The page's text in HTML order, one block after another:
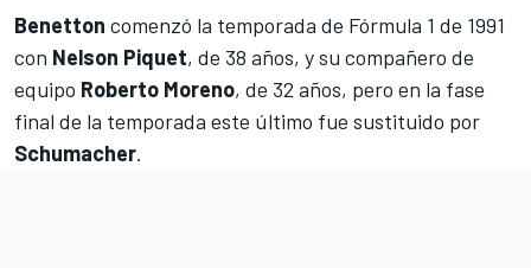
Benetton comenzó la temporada de Fórmula 1 de 1991
con Nelson Piquet, de 38 años, y su compañero de
equipo Roberto Moreno, de 32 años, pero en la fase
final de la temporada este último fue sustituido por
Schumacher.